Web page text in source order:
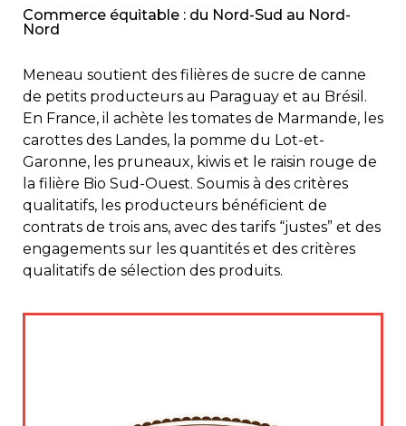
Commerce équitable : du Nord-Sud au Nord-
Nord
Meneau soutient des filières de sucre de canne
de petits producteurs au Paraguay et au Brésil.
En France, il achète les tomates de Marmande, les
carottes des Landes, la pomme du Lot-et-
Garonne, les pruneaux, kiwis et le raisin rouge de
la filière Bio Sud-Ouest. Soumis à des critères
qualitatifs, les producteurs bénéficient de
contrats de trois ans, avec des tarifs “justes” et des
engagements sur les quantités et des critères
qualitatifs de sélection des produits.